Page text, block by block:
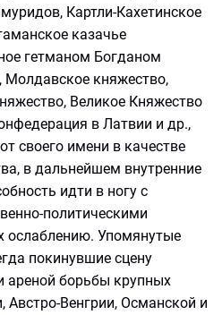
Картли-Кахетинское
казачье
гетманом Богданом
княжество,
Великое Княжество
в Латвии и др.,
своего имени в качестве
в дальнейшем внутренние
идти в ногу с
политическими
ослаблению. Упомянутые
покинувшие сцену
ареной борьбы крупных
Австро-Венгрии, Османской и